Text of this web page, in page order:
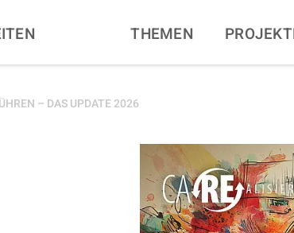
THEMEN
– DAS UPDATE 2026